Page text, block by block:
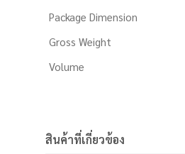
Package Dimension
Gross Weight
Volume
สินค้าที่เกี่ยวข้อง